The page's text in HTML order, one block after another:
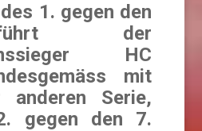
1. gegen den
der
HC
mit
Serie,
gegen den 7.